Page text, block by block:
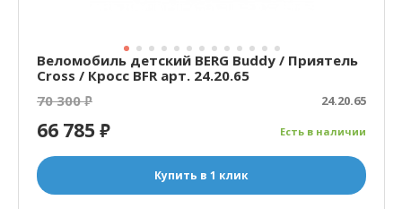
Веломобиль детский BERG Buddy / Приятель
Cross / Кросс BFR арт. 24.20.65
70 300₽ 24.20.65
Есть в наличии
66 785₽
Купить в 1 клик